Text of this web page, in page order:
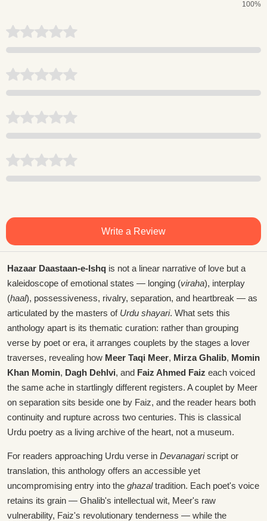
100%
Write a Review
Hazaar Daastaan-e-Ishq is not a linear narrative of love but a
kaleidoscope of emotional states — longing (viraha), interplay
(haal), possessiveness, rivalry, separation, and heartbreak — as
articulated by the masters of Urdu shayari. What sets this
anthology apart is its thematic curation: rather than grouping
verse by poet or era, it arranges couplets by the stages a lover
traverses, revealing how Meer Taqi Meer, Mirza Ghalib, Momin
Khan Momin, Dagh Dehlvi, and Faiz Ahmed Faiz each voiced
the same ache in startlingly different registers. A couplet by Meer
on separation sits beside one by Faiz, and the reader hears both
continuity and rupture across two centuries. This is classical
Urdu poetry as a living archive of the heart, not a museum.
For readers approaching Urdu verse in Devanagariscript or
translation, this anthology offers an accessible yet
uncompromising entry into the ghazaltradition. Each poet's voice
retains its grain — Ghalib's intellectual wit, Meer's raw
vulnerability, Faiz's revolutionary tenderness — while the